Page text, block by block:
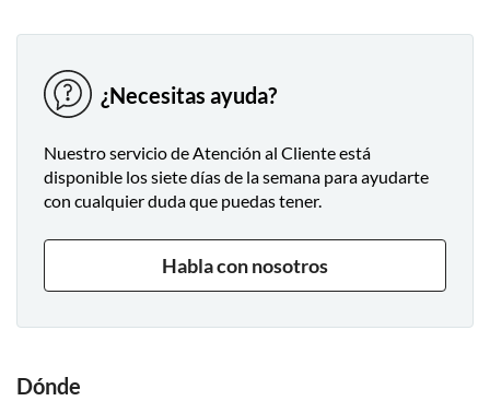
¿Necesitas ayuda?
Nuestro servicio de Atención al Cliente está
disponible los siete días de la semana para ayudarte
con cualquier duda que puedas tener.
Habla con nosotros
Dónde